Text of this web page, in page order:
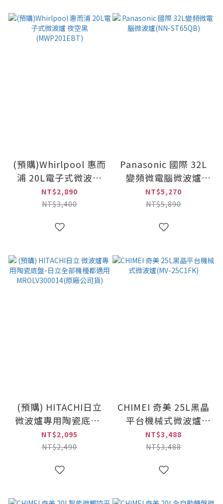
(預購)Whirlpool 惠而
浦 20L電子式微波爐
夜空黑(MWP201EBT)
NT$2,890
NT$3,400
Panasonic 國際 32L
變頻微電腦微波爐
(NN-ST65QB)
NT$5,270
NT$5,890
(預購) HITACHI日立
微波爐專用陶瓷底盤-
日立全部機種都適用
MROLV300014(原廠
NT$2,095
NT$2,490
CHIMEI 奇美 25L黑晶
平台機械式微波爐
(MV-25C1FK)
NT$3,488
NT$3,488